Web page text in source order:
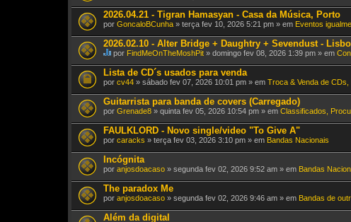
c
o
t
e
m
u
m
a
v
t
a
ç
ã
o
.
2026.04.21 - Tigran Hamasyan - Casa da Música, Porto
por GoncaloBCunha » terça fev 10, 2026 5:21 pm » em Eventos
2026.02.10 - Alter Bridge + Daughtry + Sevendust -
E
s
t
e
T
ó
p
c
o
t
e
m
u
m
a
v
t
por FindMeOnTheMoshPit » domingo fev 08, 2026 1:39 pm » em
Lista de CD´s usados para venda
por cv44 » sábado fev 07, 2026 10:01 pm » em Troca & Venda de CDs,
Guitarrista para banda de covers (Carregado)
por Grenade8 » quinta fev 05, 2026 10:54 pm » em Classificados,
FAULKLORD - Novo single/video "To Give A"
por caracks » terça fev 03, 2026 3:10 pm » em Bandas Nacionais
Incógnita
por anjosdoacaso » segunda fev 02, 2026 9:52 am » em Bandas
The paradox Me
por anjosdoacaso » segunda fev 02, 2026 9:46 am » em Bandas de
Além da digital